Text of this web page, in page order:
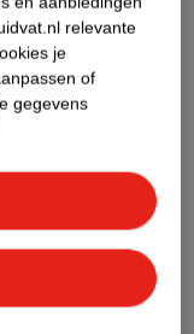
geen Nature
relevante
je
of
gegevens